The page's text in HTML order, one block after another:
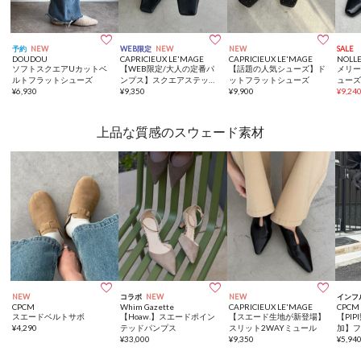
予約 NEW 
DOUDOU
ソフトスクエアUカットベ
ルトフラットシューズ
¥6,930
WEB限定 NEW 
CAPRICIEUX LE'MAGE
【WEB限定/大人の定番パ
ンプス】スクエアステッチ
フラットシューズ
¥9,350
NEW 
CAPRICIEUX LE'MAGE
【話題の人気シューズ】ド
ットフラットシューズ
¥9,900
SALE
メリ
ューズ
¥
上品な質感のスウェード素材
NEW 
CPCM
スエードベルトサボ
¥4,290
コラボ NEW 
Whim Gazette
【Hoaw.】スエードポイン
テッドパンプス
¥33,000
NEW 
CAPRICIEUX LE'MAGE
【スエード生地が新登場】
スリット2WAYミュール
¥9,350
インフ
CPCM
【
加】
アパ
¥